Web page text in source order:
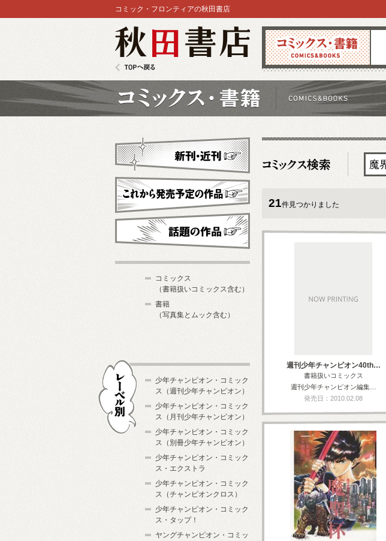
コミックス 雑誌
コミック・フロンティアの秋田書店
21件見つかりました
週刊少年チャンピオン40th…
書籍扱いコミックス
週刊少年チャンピオン編集…
発売日：2010.02.08
新刊・近刊
これから発売予定
コミックス
（書籍扱いコミックス含む）
書籍
（写真集とムック含む）
少年チャンピオン・コミック
ス（週刊少年チャンピオン）
少年チャンピオン・コミック
ス（月刊少年チャンピオン）
少年チャンピオン・コミック
ス（別冊少年チャンピオン）
少年チャンピオン・コミック
ス・エクストラ
少年チャンピオン・コミック
ス（チャンピオンクロス）
少年チャンピオン・コミック
ス・タップ！
ヤングチャンピオン・コミッ